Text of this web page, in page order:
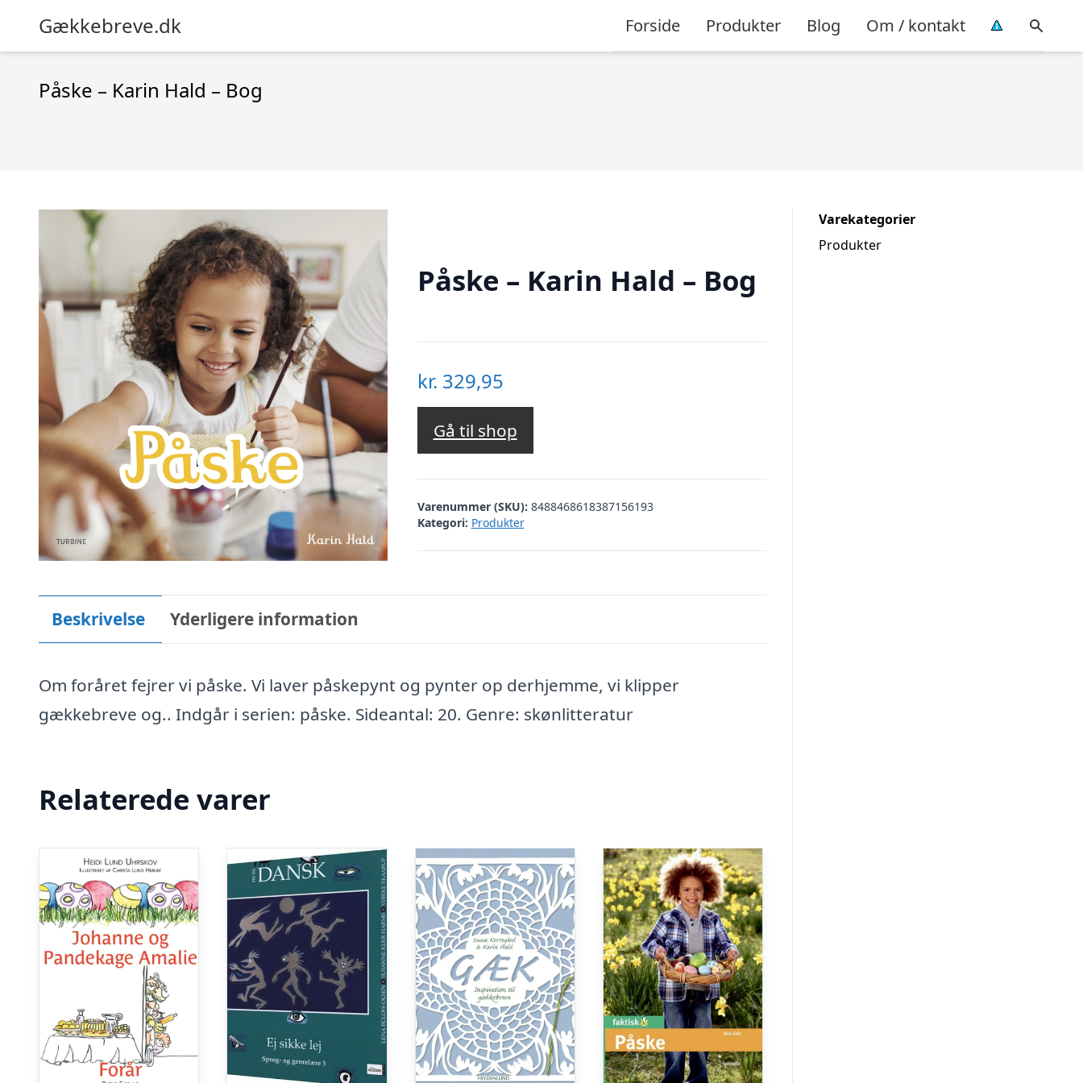
Gækkebreve.dk Forside Produkter Blog Om / kontakt
Påske – Karin Hald – Bog
Påske – Karin Hald – Bog
kr. 329,95
Gå til shop
Varenummer (SKU): 8488468618387156193
Kategori: Produkter
Beskrivelse Yderligere information
Om foråret fejrer vi påske. Vi laver påskepynt og pynter op derhjemme, vi klipper
gækkebreve og.. Indgår i serien: påske. Sideantal: 20. Genre: skønlitteratur
Relaterede varer
Varekategorier
Produkter